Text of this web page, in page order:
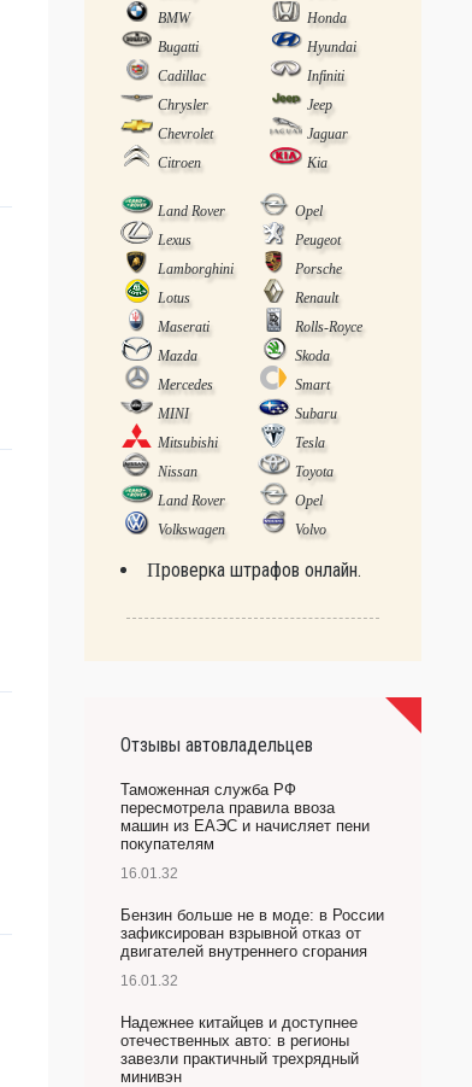
BMW
Honda
Bugatti
Hyundai
Cadillac
Infiniti
Chrysler
Jeep
Chevrolet
Jaguar
Citroen
Kia
Land Rover
Opel
Lexus
Peugeot
Lamborghini
Porsche
Lotus
Renault
Maserati
Rolls-Royce
Mazda
Skoda
Mercedes
Smart
MINI
Subaru
Mitsubishi
Tesla
Nissan
Toyota
Land Rover
Opel
Volkswagen
Volvo
Проверка штрафов онлайн.
Отзывы автовладельцев
Таможенная служба РФ
пересмотрела правила ввоза
машин из ЕАЭС и начисляет пени
покупателям
16.01.32
Бензин больше не в моде: в России
зафиксирован взрывной отказ от
двигателей внутреннего сгорания
16.01.32
Надежнее китайцев и доступнее
отечественных авто: в регионы
завезли практичный трехрядный
минивэн